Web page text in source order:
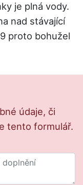
je plná vody.
nad stávající
proto bohužel
údaje, či
tento formulář.